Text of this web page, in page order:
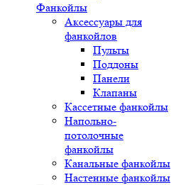
Фанкойлы
Аксессуары для
фанкойлов
Пульты
Поддоны
Панели
Клапаны
Кассетные фанкойлы
Напольно-
потолочные
фанкойлы
Канальные фанкойлы
Настенные фанкойлы